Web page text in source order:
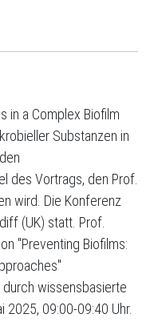
in a Complex Biofilm
Substanzen in
des Vortrags, den Prof.
wird. Die Konferenz
(UK) statt. Prof.
"Preventing Biofilms:
durch wissensbasierte
2025, 09:00-09:40 Uhr.